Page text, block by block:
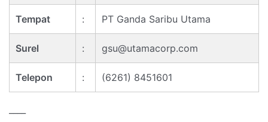
Tempat : PT Ganda Saribu Utama
Surel : gsu@utamacorp.com
Telepon : (6261) 8451601